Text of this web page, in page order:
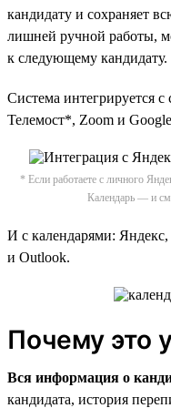
кандидату и сохраняет
лишней ручной работы,
к следующему кандидату.
Система интегрируется
Телемост*, Zoom и
* Если работаете с личного
Календарь — и
И с календарями:
и Outlook.
Почему это
Вся информация о
кандидата, история